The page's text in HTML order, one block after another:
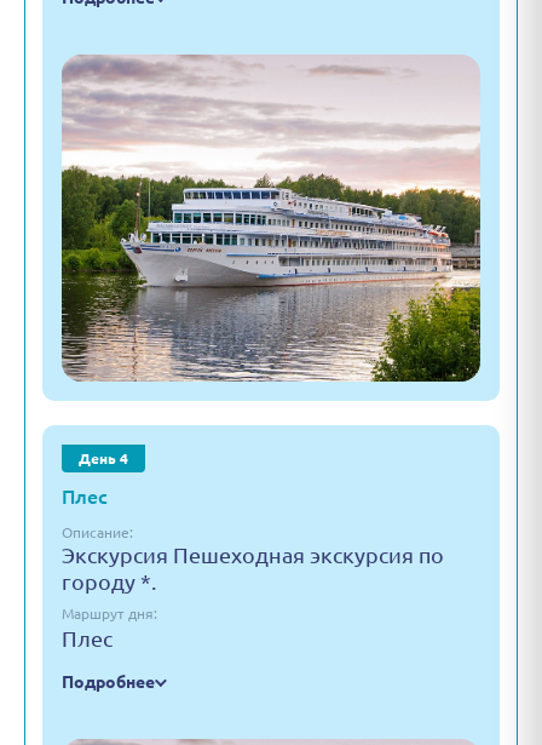
День 4
Плес
Описание:
Экскурсия Пешеходная экскурсия по
городу *.
Маршрут дня:
Плес
Подробнее